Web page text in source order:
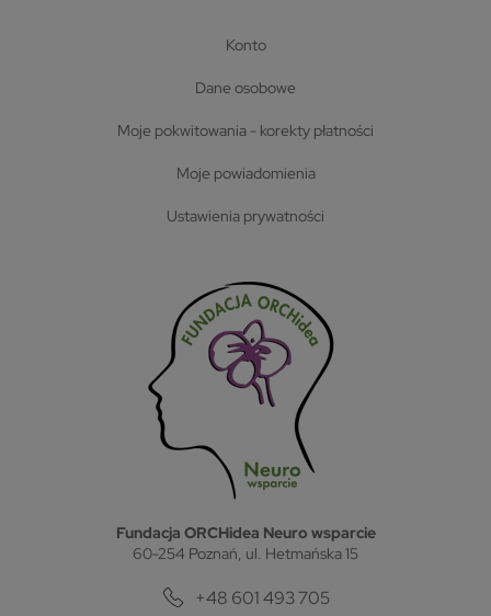
konto
dane osobowe
moje pokwitowania - korekty płatności
moje powiadomienia
ustawienia prywatności
Fundacja ORCHidea Neuro wsparcie
60-254 Poznań, ul. Hetmańska 15
+48 601 493 705